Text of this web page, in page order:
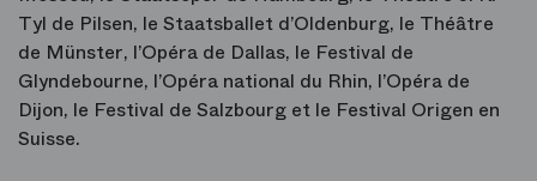
Tyl de Pilsen, le Staatsballet d’Oldenburg, le Théâtre
de Münster, l’Opéra de Dallas, le Festival de
Glyndebourne, l’Opéra national du Rhin, l’Opéra de
Dijon, le Festival de Salzbourg et le Festival Origen en
Suisse.